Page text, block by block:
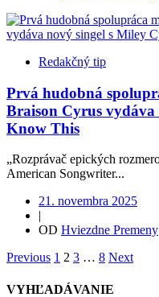
Redakčný tip
Prvá hudobná
Braison Cyrus
Know This
„Rozprávač epických
American Songwriter...
21. novembra 2025
|
OD Hviezdne Premeny
Previous 1 2 3 … 8 Next
VYHĽADÁVANIE